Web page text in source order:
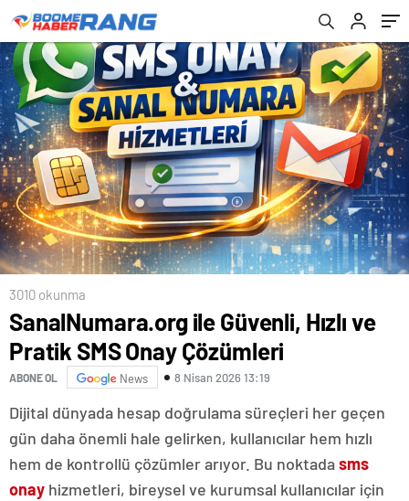
3010 okunma
SanalNumara.org ile Güvenli, Hızlı ve
Pratik SMS Onay Çözümleri
ABONE OL News 8 Nisan 2026 13:19
Dijital dünyada hesap doğrulama süreçleri her geçen
gün daha önemli hale gelirken, kullanıcılar hem hızlı
hem de kontrollü çözümler arıyor. Bu noktadasms
onay hizmetleri, bireysel ve kurumsal kullanıcılar için